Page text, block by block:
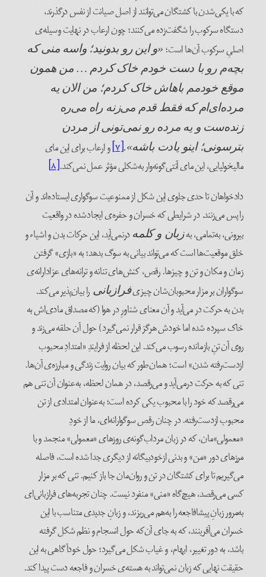
که با یکی‌شدن با کشتگان می‌توانند از اصل صیانت از نفس درگذرند،
دستگاه سرکوب را شگفت‌زده می‌کنند؛ چون ارعاب در نهایت وسیله‌ی
اصلیِ سرکوب آن‌ها است؛ «و این رو بدونید؛‌ واسه منی که
بچه‌م رو با دست خودم خاک کردم … من همون
موقع خودمم باهاش خاک کردم؛ من الان یه
مرده‌ای‌ام که فقط قدم می‌زنه راه می‌ره
زنده‌ست و یه مرده رو نمی‌تونی از مردن
بترسونی؛ اینو یادت باشه».[۷]
و ارعاب برای این مای
مالیخولیایی، این مای آنتی‌گونه‌وار به‌شکلی مؤثر عمل نمی‌کند.[۸]
دادخواهان تا حدی جلوی این شکل از ممنوعیت سوگواری ایستاده‌اند و آن
را پس می‌زنند. در شرایطی که خسران و حفره‌ی ایجاد‌شده در واقعیت
بیرونی، به‌تمامی، بهزبان و کلمه درنمی‌آید، این حرکات بدن و اشیاء و
خلق موقعیت‌ها است که می‌تواند بیانی به سوگ بدهد؛ به «بازی» گرفتن
زمان و مکان و تن و چیزها. رقص، کنش‌های تنانه‌ و ترانه‌های عزادارانه‌ی
سوگواران بر مزار محبوبان‌شان چیزیفرازبانی را بیان‌پذیر می‌کند.
بدن به حرکت در می‌آید و آن معنای شناورِ در هوا (که مصداق مادی‌اش به
خاک سپرده شده اما خودش هرگز قرار نمی‌گیرد) حول آن حلقه می‌زند و
روی آن تنِ بازمانده رسوب می‌کند. این لحظه از فرایندِ «امتدادِ محبوب
از‌دست‌رفته شدن» است؛ همان‌طور که بیان روایت زندگی و مبارزه‌ی آن‌ها.
تنی که به حرکت درمی‌آید و می‌رقصد، در همان لحظه، به‌عنوان آن تنی هم
می‌رقصد که خود را با محبوب یکی کرده است؛ به‌عنوان امتدادی از تن
محبوب از‌دست‌رفته. در چنان رقص سوگوارانه‌ای، ما از خودِ
«معمولی‌»مان، که در زبان مرداب‌گونه‌ی روزهای «معمولی» منجمد و با
مرزهای دور «من» و بدنی ازخودبیگانه از دیگری جدا شده است، فاصله
می‌گیریم تا برای کشتگان در تن و روان‌مان جا باز کنیم. تنی که بر مزار
کسی می‌رقصد، هیچ‌گاه «منی» منفرد نیست. چنان تجربه‌های فرازبانی‌ای
به‌مرور زبانِ پیشافاجعه را به‌هم می‌ریزند، و زبانِ جدیدی متناسب با این
خسران می‌آفرینند، که به جای آن‌که حول انسجام و نظم شکل گرفته
باشد، به دور تغییر، ابهام، و غیاب شکل می‌گیرد؛ حول خودآگاهی به این
حقیقت نهایی که زبان نمی‌تواند به هسته‌ی خسران و فاجعه دست پیدا کند.